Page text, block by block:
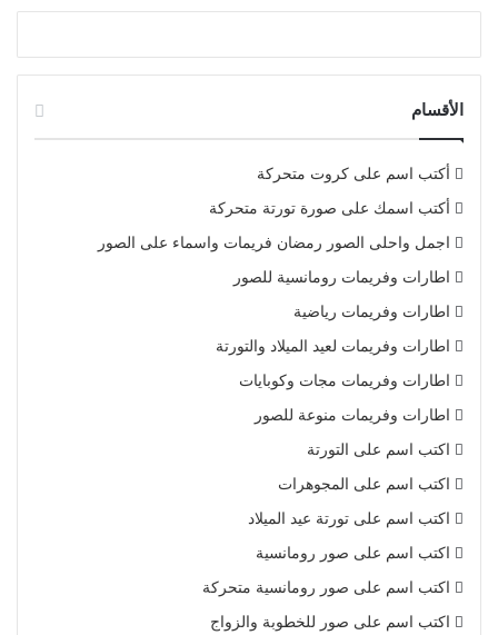
الأقسام
أكتب اسم على كروت متحركة
أكتب اسمك على صورة تورتة متحركة
اجمل واحلى الصور رمضان فريمات واسماء على الصور
اطارات وفريمات رومانسية للصور
اطارات وفريمات رياضية
اطارات وفريمات لعيد الميلاد والتورتة
اطارات وفريمات مجات وكوبايات
اطارات وفريمات منوعة للصور
اكتب اسم على التورتة
اكتب اسم على المجوهرات
اكتب اسم على تورتة عيد الميلاد
اكتب اسم على صور رومانسية
اكتب اسم على صور رومانسية متحركة
اكتب اسم على صور للخطوبة والزواج